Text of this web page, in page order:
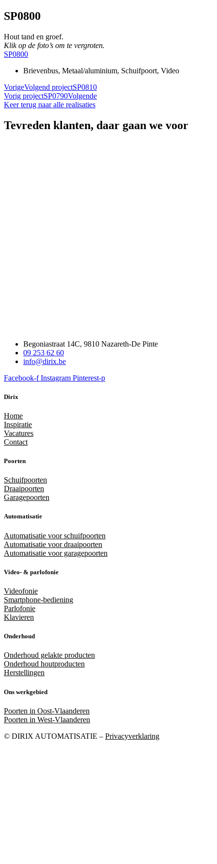
SP0800
Hout tand en groef.
Klik op de foto’s om te vergroten.
SP0800
Brievenbus, Metaal/aluminium, Schuifpoort, Video
VorigeVolgend projectSP0810
Vorig projectSP0790Volgende
Keer terug naar alle realisaties
Tevreden klanten, daar gaan we voor
Begoniastraat 14C, 9810 Nazareth-De Pinte
09 253 62 60
info@dirix.be
Facebook-f Instagram Pinterest-p
Dirix
Home
Inspiratie
Vacatures
Contact
Poorten
Schuifpoorten
Draaipoorten
Garagepoorten
Automatisatie
Automatisatie voor schuifpoorten
Automatisatie voor draaipoorten
Automatisatie voor garagepoorten
Video- & parlofonie
Videofonie
Smartphone-bediening
Parlofonie
Klavieren
Onderhoud
Onderhoud gelakte producten
Onderhoud houtproducten
Herstellingen
Ons werkgebied
Poorten in Oost-Vlaanderen
Poorten in West-Vlaanderen
© DIRIX AUTOMATISATIE – Privacyverklaring